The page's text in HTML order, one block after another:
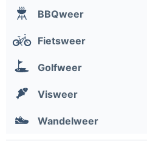
BBQweer
Fietsweer
Golfweer
Visweer
Wandelweer